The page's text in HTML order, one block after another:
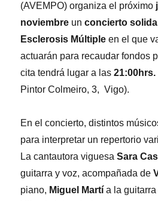
(AVEMPO) organiza el próximo
noviembre unconcierto
Esclerosis Múltiple en el que
actuarán para recaudar fondos
cita tendrá lugar a las
Pintor Colmeiro, 3, Vigo).
En el concierto, distintos
para interpretar un repertorio
La cantautora viguesa Sara
guitarra y voz, acompañada de
piano, Miguel Martí a la